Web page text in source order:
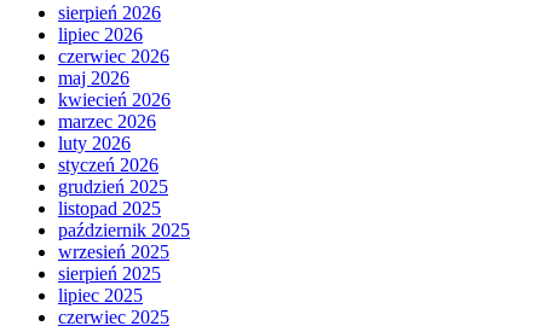
sierpień 2026
lipiec 2026
czerwiec 2026
maj 2026
kwiecień 2026
marzec 2026
luty 2026
styczeń 2026
grudzień 2025
listopad 2025
październik 2025
wrzesień 2025
sierpień 2025
lipiec 2025
czerwiec 2025